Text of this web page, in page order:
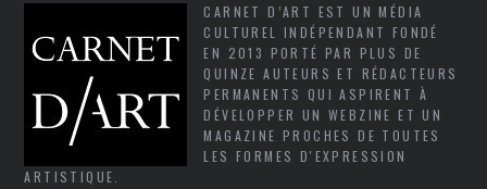
CARNET D’ART EST UN MÉDIA
CULTUREL INDÉPENDANT FONDÉ
EN 2013 PORTÉ PAR PLUS DE
QUINZE AUTEURS ET RÉDACTEURS
PERMANENTS QUI ASPIRENT À
DÉVELOPPER UN WEBZINE ET UN
MAGAZINE PROCHES DE TOUTES
LES FORMES D'EXPRESSION
ARTISTIQUE.